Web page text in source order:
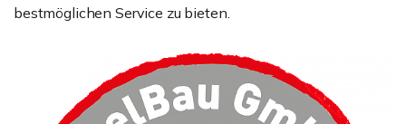
bestmöglichen Service zu bieten.